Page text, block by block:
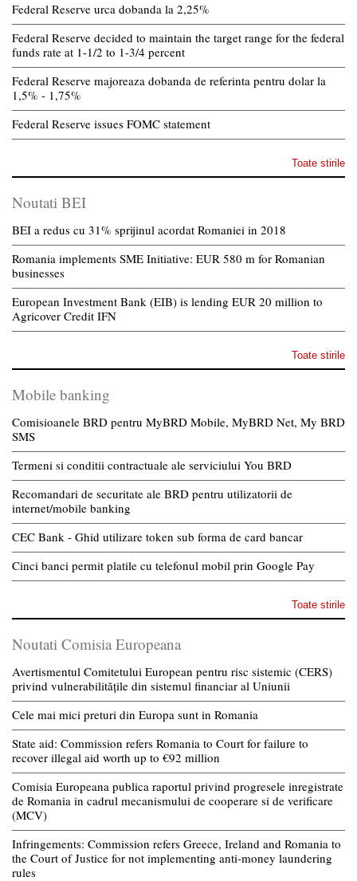
Federal Reserve urca dobanda la 2,25%
Federal Reserve decided to maintain the target range for the federal
funds rate at 1-1/2 to 1-3/4 percent
Federal Reserve majoreaza dobanda de referinta pentru dolar la
1,5% - 1,75%
Federal Reserve issues FOMC statement
Toate stirile
Noutati BEI
BEI a redus cu 31% sprijinul acordat Romaniei in 2018
Romania implements SME Initiative: EUR 580 m for Romanian
businesses
European Investment Bank (EIB) is lending EUR 20 million to
Agricover Credit IFN
Toate stirile
Mobile banking
Comisioanele BRD pentru MyBRD Mobile, MyBRD Net, My BRD
SMS
Termeni si conditii contractuale ale serviciului You BRD
Recomandari de securitate ale BRD pentru utilizatorii de
internet/mobile banking
CEC Bank - Ghid utilizare token sub forma de card bancar
Cinci banci permit platile cu telefonul mobil prin Google Pay
Toate stirile
Noutati Comisia Europeana
Avertismentul Comitetului European pentru risc sistemic (CERS)
privind vulnerabilitățile din sistemul financiar al Uniunii
Cele mai mici preturi din Europa sunt in Romania
State aid: Commission refers Romania to Court for failure to
recover illegal aid worth up to €92 million
Comisia Europeana publica raportul privind progresele inregistrate
de Romania in cadrul mecanismului de cooperare si de verificare
(MCV)
Infringements: Commission refers Greece, Ireland and Romania to
the Court of Justice for not implementing anti-money laundering
rules